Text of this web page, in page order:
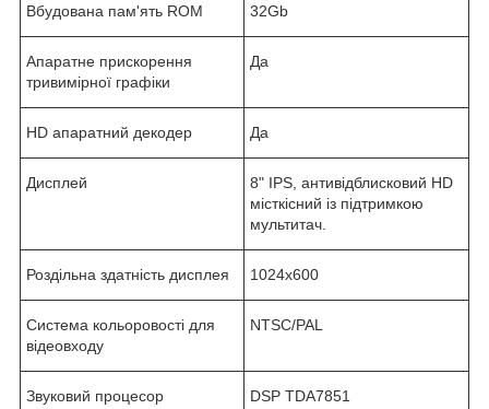
Вбудована пам'ять ROM 32Gb
Апаратне прискорення
тривимірної графіки
Да
HD апаратний декодер Да
Дисплей
8" IPS, антивідблисковий HD
місткісний із підтримкою
мультитач.
Роздільна здатність дисплея 1024x600
Система кольоровості для
відеовходу
NTSC/PAL
Звуковий процесор DSP TDA7851